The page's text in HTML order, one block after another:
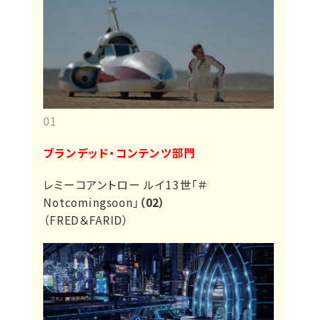
01
ブランデッド・コンテンツ部門
レミーコアントロー ルイ13世「＃
Notcomingsoon」 （02）
（FRED＆FARID）